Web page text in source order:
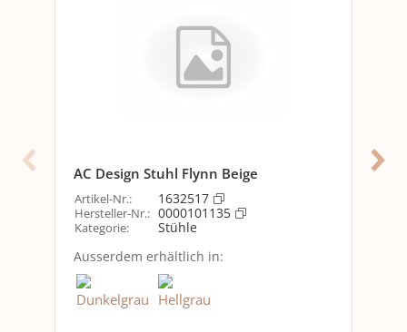
58.5 cm
Material
Detailmaterial
Stahl
Textil
Grundmaterial
Metall
Textil
AC Design Stuhl Flynn Beige
Artikel-Nr.: 1632517
Hersteller-Nr.: 0000101135
Kategorie:
Stühle
Ausserdem erhältlich in: